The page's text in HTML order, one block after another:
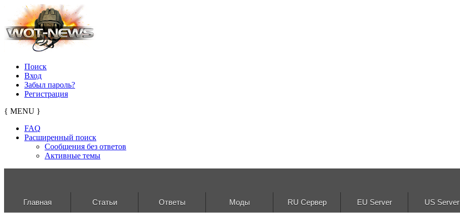
Поиск
Вход
Забыл пароль?
Регистрация
{ MENU }
FAQ
Расширенный поиск
Сообщения без ответов
Активные темы
Главная Статьи Ответы Моды RU Сервер EU Server US Server